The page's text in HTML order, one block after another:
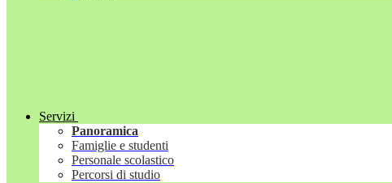
Servizi
Panoramica
Famiglie e studenti
Personale scolastico
Percorsi di studio